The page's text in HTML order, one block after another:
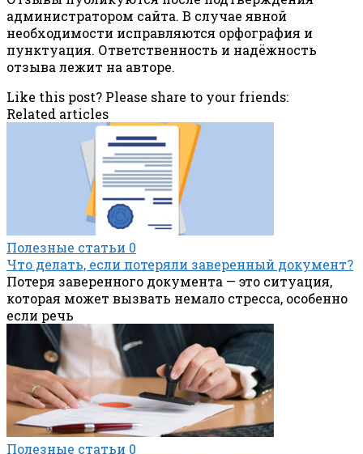
администратором сайта. В случае явной
необходимости исправляются орфография и
пунктуация. Ответственность и надёжность
отзыва лежит на авторе.
Like this post? Please share to your friends:
Related articles
Полезные статьи 0
Что делать, если потеряли заверенный документ?
Потеря заверенного документа — это ситуация,
которая может вызвать немало стресса, особенно
если речь
Полезные статьи 0